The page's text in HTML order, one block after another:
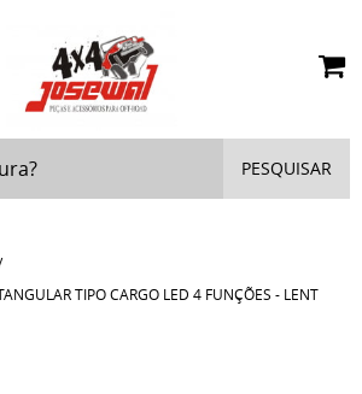
PESQUISAR
TIPO CARGO LED 4 FUNÇÕES - LENT